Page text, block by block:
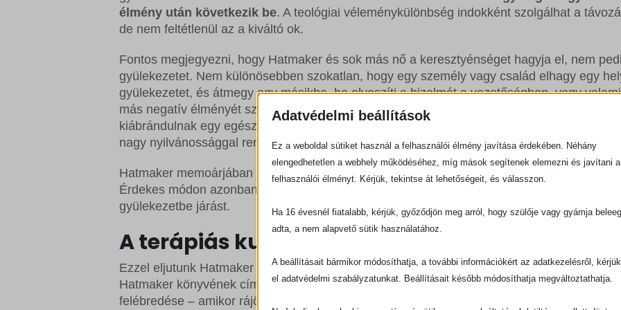
élmény után következik be. A teológiai véleménykülönbség indokként szolgálhat a
de nem feltétlenül az a kiváltó ok.
Fontos megjegyezni, hogy Hatmaker és sok más nő a keresztyénséget hagyja el, nem
gyülekezetet. Nem különösebben szokatlan, hogy egy személy vagy család elhagy egy
gyülekezetet, és átmegy egy másikba, ha elveszíti a bizalmát a vezetőségben, vagy
más negatív élményét szerez. Sok esetben ez bölcs döntés. Az sem ritka, hogy az emberek
kiábrándulnak egy egész felekezetből, és átmennek egy másikba. A közelmúltban láthattuk,
nagy nyilvánossággal rendelkező keresztyén vezetők pontosan ezt tették.
Hatmaker memoárjában jelentős kritikát fogalmaz meg a déli baptista gyülekezetekkel
Érdekes módon azonban nem lép be egy másik felekezetbe, hanem teljesen abbahagyja a
gyülekezetbe járást.
A terápiás kultúra hatása
Ezzel eljutunk Hatmaker történetének második fontos szálához: a terápiás kultúra
Hatmaker könyvének címe, azAwake(Felébredve) arra utal, hogy egy éjszakai, szó szerinti
felébredése – amikor rájött férje házasságtörésére – egyfajta átvitt értelemben vett ébredési
Adatvédelmi beállítások
Ez a weboldal sütiket használ a felhasználói élmény javítása érdekében. Néhány
elengedhetetlen a webhely működéséhez, míg mások segítenek elemezni és javítani a
felhasználói élményt. Kérjük, tekintse át lehetőségeit, és válasszon.
Ha 16 évesnél fiatalabb, kérjük, győződjön meg arról, hogy szülője vagy gyámja
adta, a nem alapvető sütik használatához.
A beállításait bármikor módosíthatja, a további információkért az adatkezelésről,
el adatvédelmi szabályzatunkat. Beállításait később módosíthatja megváltoztathatja.